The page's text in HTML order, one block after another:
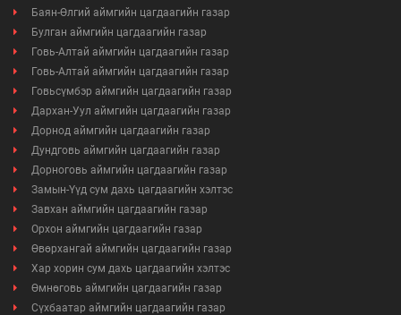
Баян-Өлгий аймгийн цагдаагийн газар
Булган аймгийн цагдаагийн газар
Говь-Алтай аймгийн цагдаагийн газар
Говь-Алтай аймгийн цагдаагийн газар
Говьсүмбэр аймгийн цагдаагийн газар
Дархан-Уул аймгийн цагдаагийн газар
Дорнод аймгийн цагдаагийн газар
Дундговь аймгийн цагдаагийн газар
Дорноговь аймгийн цагдаагийн газар
Замын-Үүд сум дахь цагдаагийн хэлтэс
Завхан аймгийн цагдаагийн газар
Орхон аймгийн цагдаагийн газар
Өвөрхангай аймгийн цагдаагийн газар
Хар хорин сум дахь цагдаагийн хэлтэс
Өмнөговь аймгийн цагдаагийн газар
Сүхбаатар аймгийн цагдаагийн газар